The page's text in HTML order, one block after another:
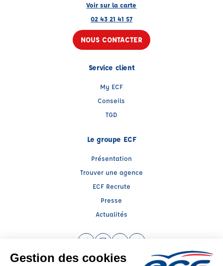
Voir sur la carte
02 43 21 41 57
NOUS CONTACTER
Service client
My ECF
Conseils
TGD
Le groupe ECF
Présentation
Trouver une agence
ECF Recrute
Presse
Actualités
Facebook (nouvelle fenêtre)
Instagram (nouvelle fenêtre)
LinkedIn (nouvelle fenêtre)
YouTube (nouvelle